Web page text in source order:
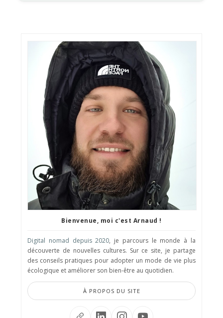
Bienvenue, moi c'est Arnaud !
Digital nomad depuis 2020, je parcours le monde à la
découverte de nouvelles cultures. Sur ce site, je partage
des conseils pratiques pour adopter un mode de vie plus
écologique et améliorer son bien-être au quotidien.
À PROPOS DU SITE